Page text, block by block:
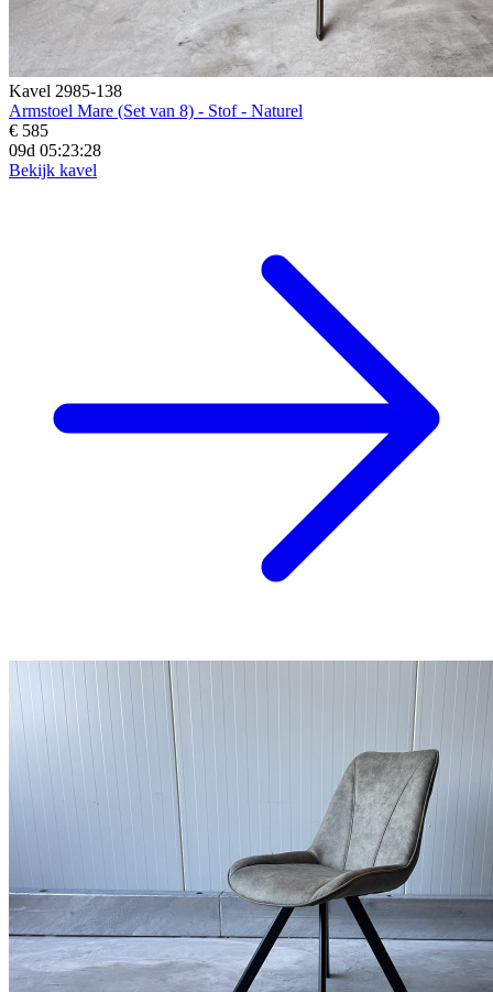
Kavel 2985-138
Armstoel Mare (Set van 8) - Stof - Naturel
€ 585
09d 05:23:27
Bekijk kavel